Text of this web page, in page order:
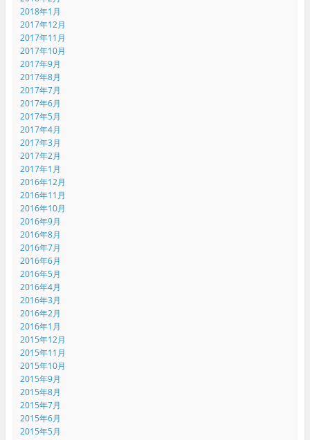
2018年1月
2017年12月
2017年11月
2017年10月
2017年9月
2017年8月
2017年7月
2017年6月
2017年5月
2017年4月
2017年3月
2017年2月
2017年1月
2016年12月
2016年11月
2016年10月
2016年9月
2016年8月
2016年7月
2016年6月
2016年5月
2016年4月
2016年3月
2016年2月
2016年1月
2015年12月
2015年11月
2015年10月
2015年9月
2015年8月
2015年7月
2015年6月
2015年5月